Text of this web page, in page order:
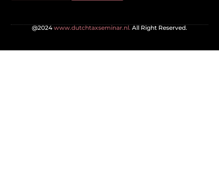
@2024www.dutchtaxseminar.nl.All Right Reserved.